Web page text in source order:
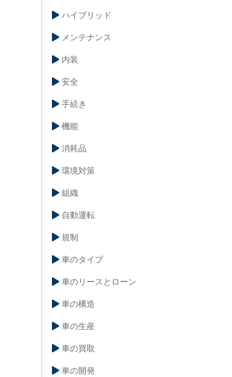
ハイブリッド
メンテナンス
内装
安全
手続き
機能
消耗品
環境対策
組織
自動運転
規制
車のタイプ
車のリースとローン
車の構造
車の生産
車の買取
車の開発